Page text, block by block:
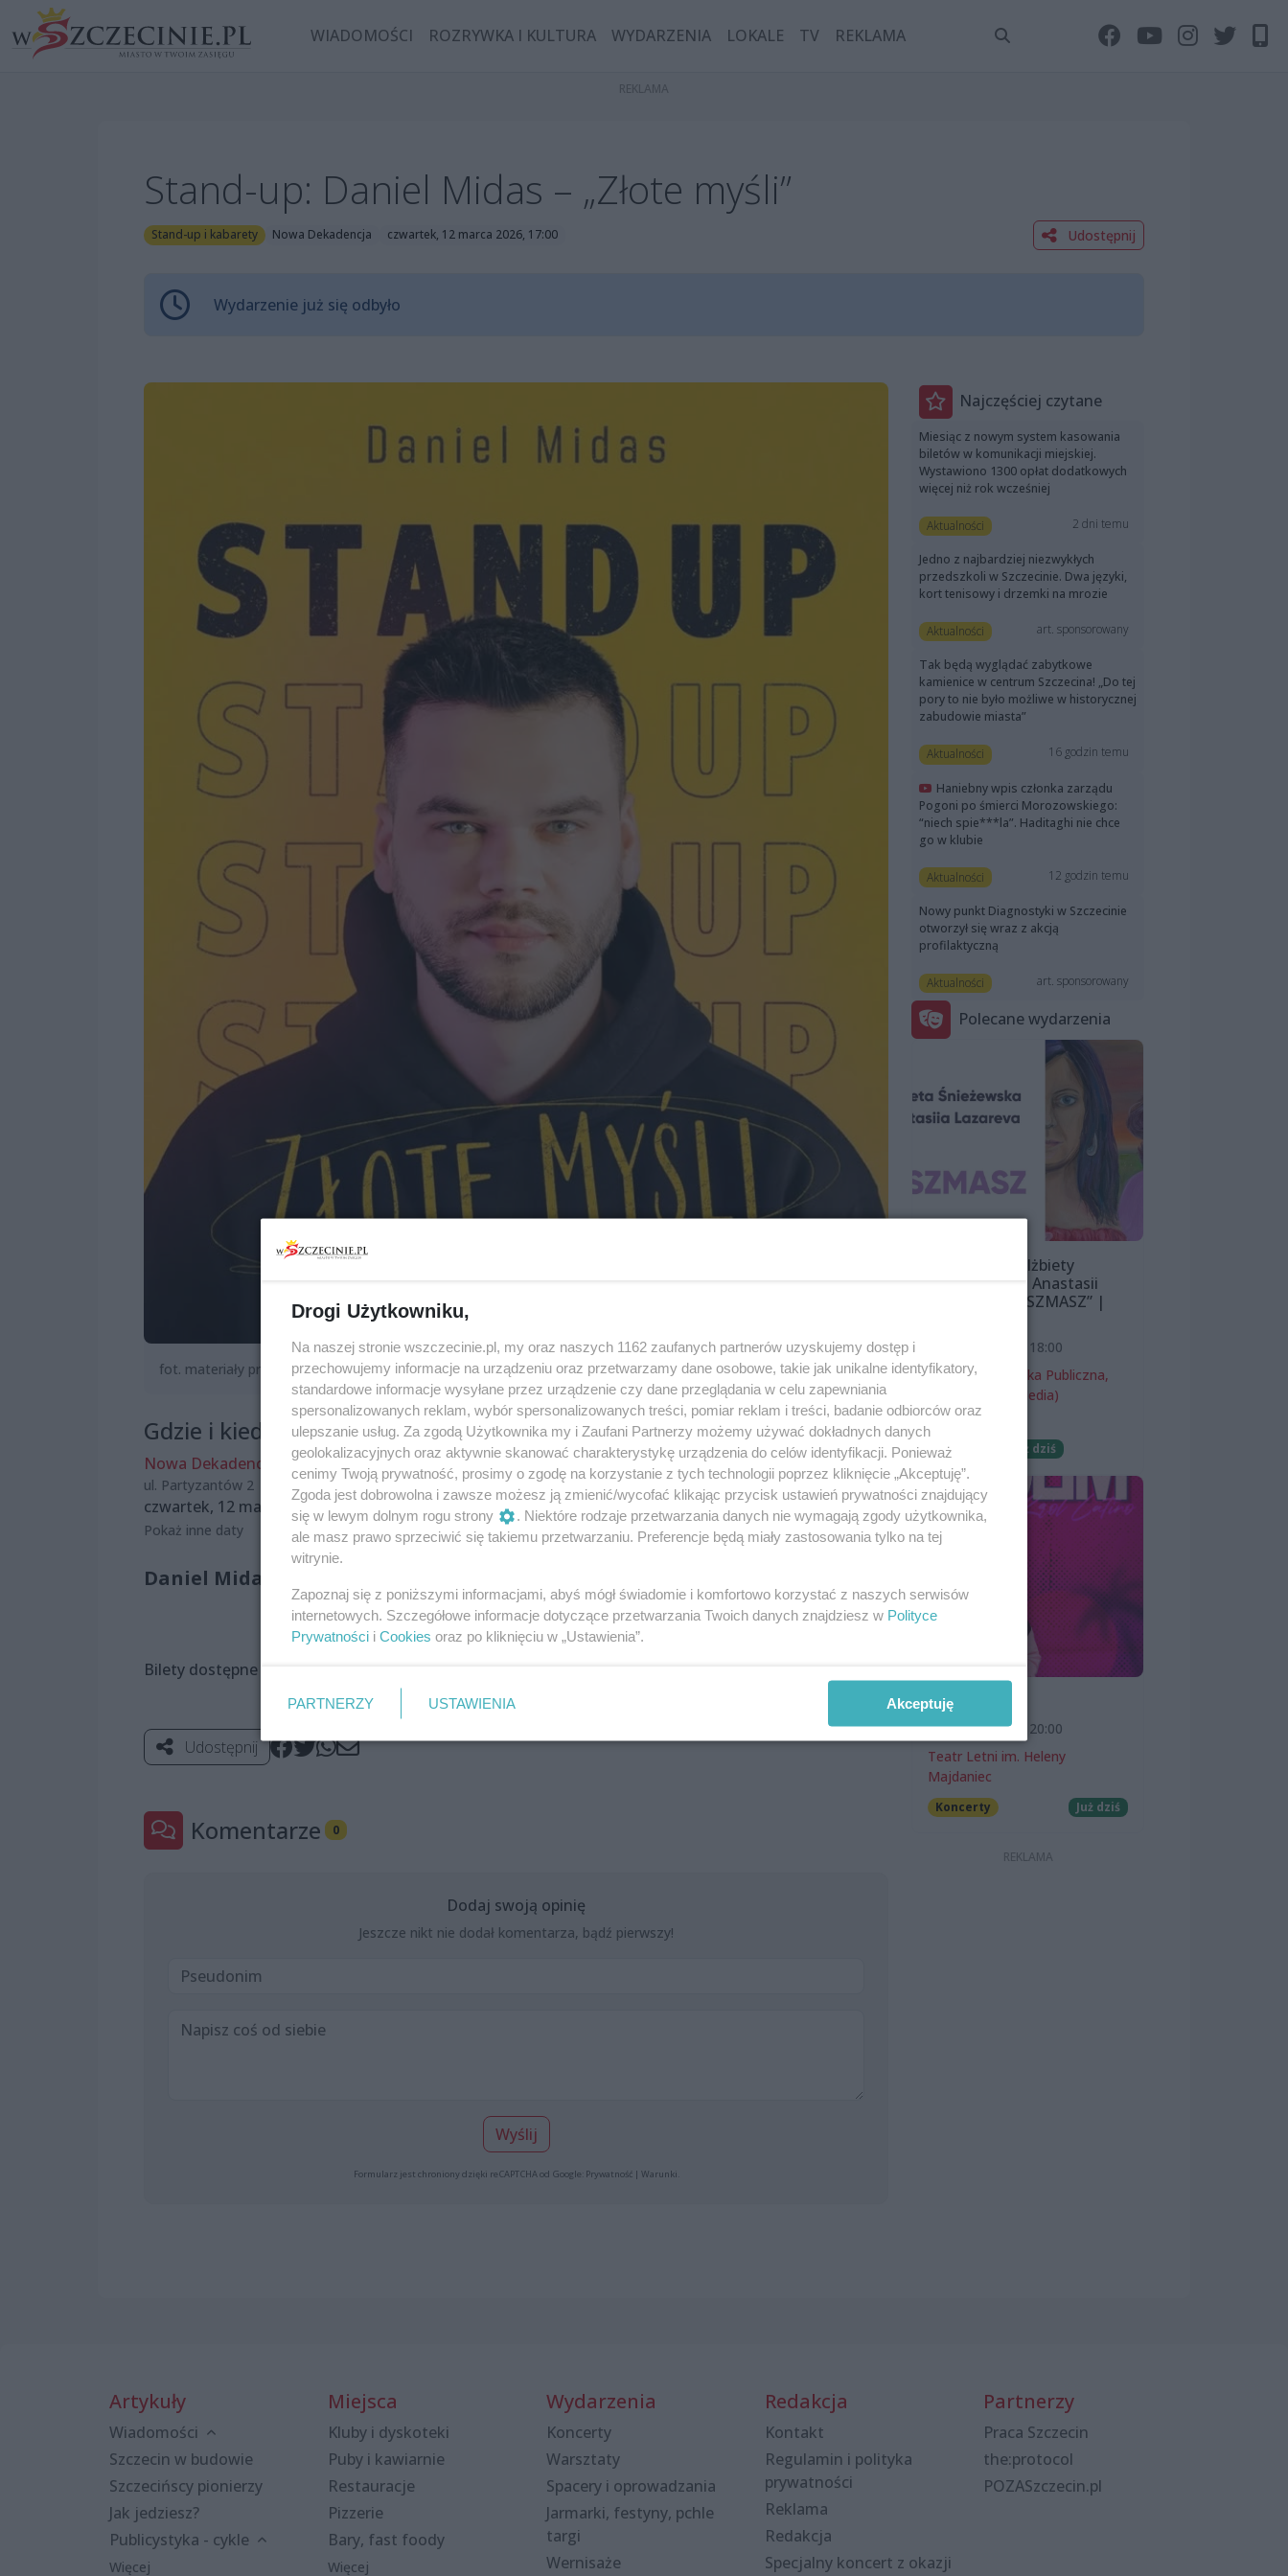
WIADOMOŚCI ROZRYWKA I KULTURA WYDARZENIA LOKALE TV REKLAMA
Stand-up: Daniel Midas – „Złote myśli”
Stand-up i kabarety Nowa Dekadencja czwartek, 12 marca 2026, 17:00 Udostępnij
Wydarzenie już się odbyło
fot. materiały prasowe
Gdzie i kiedy?
Nowa Dekadencja
ul. Partyzantów 2
czwartek, 12 marca 2026, 17:00
Za ile?
od 99 zł
Pokaż inne daty
Daniel Midas wystąpi ze swoim najnowszym programem.
Bilety dostępne na:
Udostępnij
Komentarze 0
Dodaj swoją opinię
Jeszcze nikt nie dodał komentarza, bądź pierwszy!
Wyślij
Formularz jest chroniony dzięki reCAPTCHA od Google: Prywatność| Warunki
Najczęściej czytane
Miesiąc z nowym system kasowania
biletów w komunikacji miejskiej.
Wystawiono 1300 opłat dodatkowych
więcej niż rok wcześniej
Aktualności 2 dni temu
Jedno z najbardziej niezwykłych
przedszkoli w Szczecinie. Dwa języki,
kort tenisowy i drzemki na mrozie
Aktualności art. sponsorowany
Tak będą wyglądać zabytkowe
kamienice w centrum Szczecina! „Do tej
pory to nie było możliwe w historycznej
zabudowie miasta”
Aktualności 16 godzin temu
Haniebny wpis członka zarządu
Pogoni po śmierci Morozowskiego:
“niech spie***la”. Haditaghi nie chce
go w klubie
Aktualności 12 godzin temu
Nowy punkt Diagnostyki w Szczecinie
otworzył się wraz z akcją
profilaktyczną
Aktualności art. sponsorowany
Polecane wydarzenia
Wystawa Elżbiety
Śnieżewskiej i Anastasii
Lazarevej „MISZMASZ” |
7 sierpnia 2026, 18:00
Miejska Biblioteka Publiczna,
filia nr 54 (ProMedia)
Darmowe
Już dziś
SKOLIM
7 sierpnia 2026, 20:00
Teatr Letni im. Heleny
Majdaniec
Koncerty Już dziś
Artykuły
Wiadomości
Szczecin w budowie
Szczecińscy pionierzy
Jak jedziesz?
Publicystyka - cykle
Więcej
Miejsca
Kluby i dyskoteki
Puby i kawiarnie
Restauracje
Pizzerie
Bary, fast foody
Więcej
Wydarzenia
Koncerty
Warsztaty
Spacery i oprowadzania
Jarmarki, festyny, pchle
targi
Wernisaże
Redakcja
Kontakt
Regulamin i polityka
prywatności
Reklama
Redakcja
Specjalny koncert z okazji
Partnerzy
Praca Szczecin
the:protocol
POZASzczecin.pl
Drogi Użytkowniku,
Na naszej stronie wszczecinie.pl, my oraz naszych 1162 zaufanych partnerów uzyskujemy dostęp i
przechowujemy informacje na urządzeniu oraz przetwarzamy dane osobowe, takie jak unikalne identyfikatory,
standardowe informacje wysyłane przez urządzenie czy dane przeglądania w celu zapewniania
spersonalizowanych reklam, wybór spersonalizowanych treści, pomiar reklam i treści, badanie odbiorców oraz
ulepszanie usług. Za zgodą Użytkownika my i Zaufani Partnerzy możemy używać dokładnych danych
geolokalizacyjnych oraz aktywnie skanować charakterystykę urządzenia do celów identyfikacji. Ponieważ
cenimy Twoją prywatność, prosimy o zgodę na korzystanie z tych technologii poprzez kliknięcie „Akceptuję”.
Zgoda jest dobrowolna i zawsze możesz ją zmienić/wycofać klikając przycisk ustawień prywatności znajdujący
się w lewym dolnym rogu strony
. Niektóre rodzaje przetwarzania danych nie wymagają zgody użytkownika,
ale masz prawo sprzeciwić się takiemu przetwarzaniu. Preferencje będą miały zastosowania tylko na tej
witrynie.
Zapoznaj się z poniższymi informacjami, abyś mógł świadomie i komfortowo korzystać z naszych serwisów
internetowych. Szczegółowe informacje dotyczące przetwarzania Twoich danych znajdziesz w Polityce
Prywatności i Cookies oraz po kliknięciu w „Ustawienia”.
PARTNERZY USTAWIENIA Akceptuję